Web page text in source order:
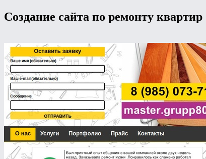
Создание сайта по ремонту квартир